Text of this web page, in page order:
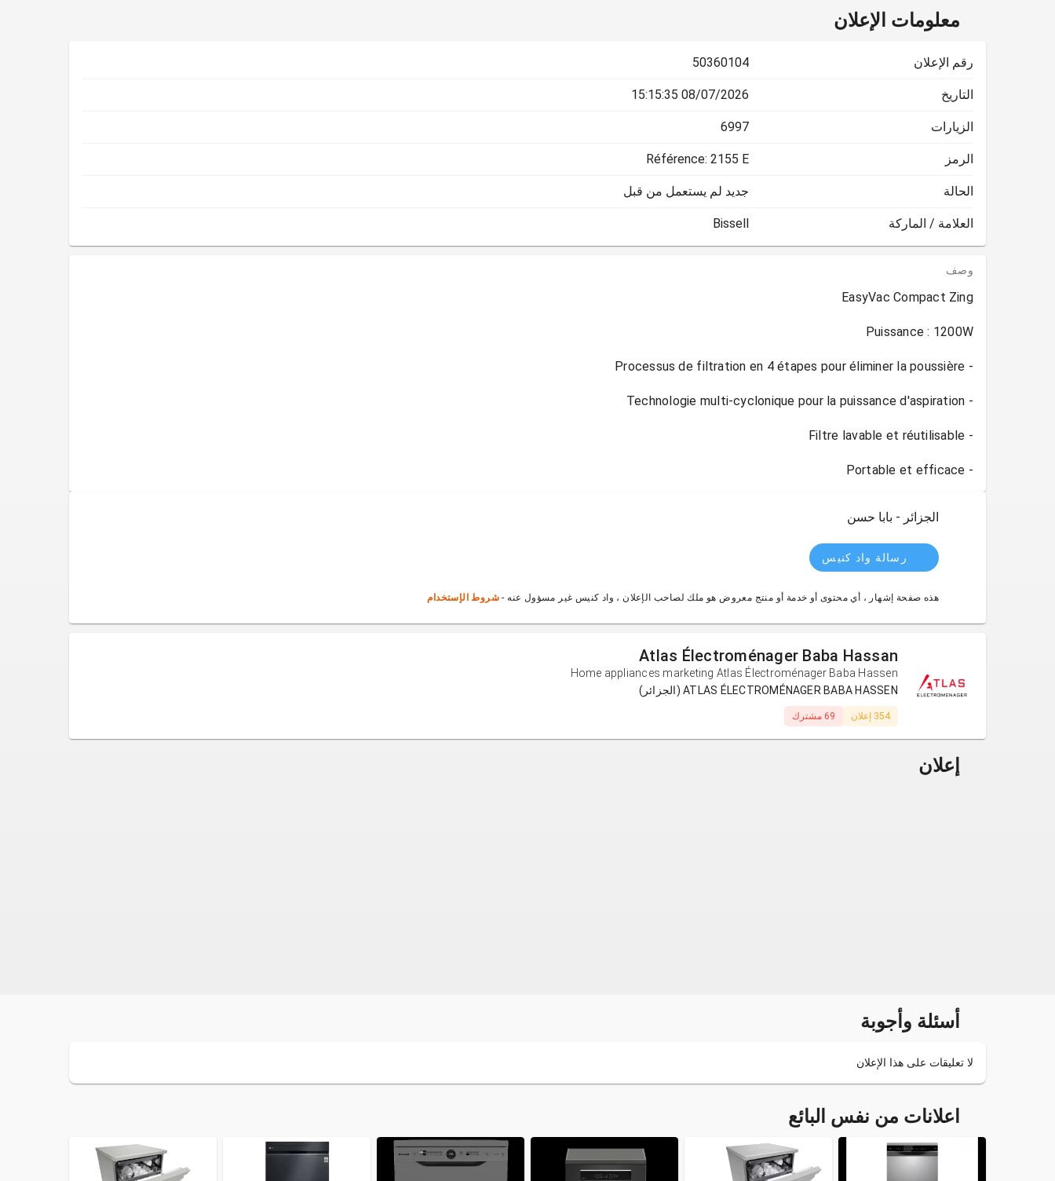
معلومات الإعلان
رقم الإعلان 50360104
التاريخ 08/07/2026 15:15:35
الزيارات 6997
الرمز Référence: 2155 E
الحالة جديد لم يستعمل من قبل
العلامة / الماركة Bissell
وصف
- Portable et efficace
الجزائر - بابا حسن
رسالة واد كنيس
هذه صفحة إشهار ، أي محتوى أو خدمة أو منتج معروض هو ملك لصاحب الإعلان ، واد كنيس غير مسؤول عنه - شروط الإستخدام
Atlas Électroménager Baba Hassan
Home appliances marketing Atlas Électroménager Baba Hassen
ATLAS ÉLECTROMÉNAGER BABA HASSEN (الجزائر)
354 إعلان 69 مشترك
إعلان
أسئلة وأجوبة
لا تعليقات على هذا الإعلان
اعلانات من نفس البائع